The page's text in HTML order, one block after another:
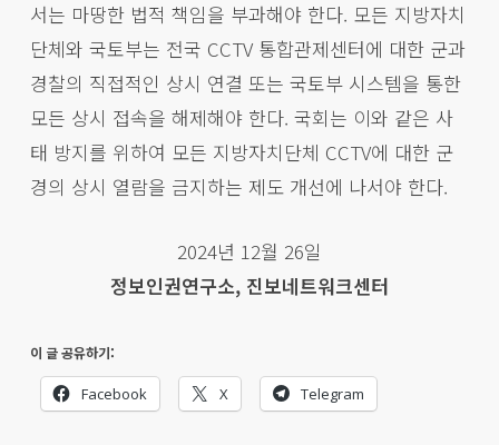
서는 마땅한 법적 책임을 부과해야 한다. 모든 지방자치
단체와 국토부는 전국 CCTV 통합관제센터에 대한 군과
경찰의 직접적인 상시 연결 또는 국토부 시스템을 통한
모든 상시 접속을 해제해야 한다. 국회는 이와 같은 사
태 방지를 위하여 모든 지방자치단체 CCTV에 대한 군
경의 상시 열람을 금지하는 제도 개선에 나서야 한다.
2024년 12월 26일
정보인권연구소, 진보네트워크센터
이 글 공유하기:
Facebook X Telegram